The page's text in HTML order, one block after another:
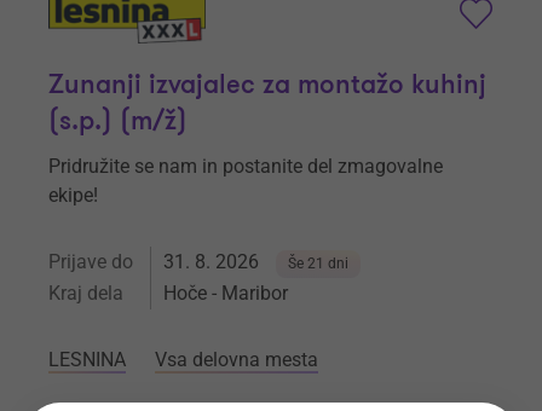
Zunanji izvajalec za montažo kuhinj
(s.p.) (m/ž)
Pridružite se nam in postanite del zmagovalne
ekipe!
Prijave do 31. 8. 2026 Še 21 dni
Kraj dela Hoče - Maribor
LESNINA Vsa delovna mesta